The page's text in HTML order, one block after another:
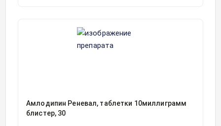
Амлодипин Реневал, таблетки 10миллиграмм
блистер, 30